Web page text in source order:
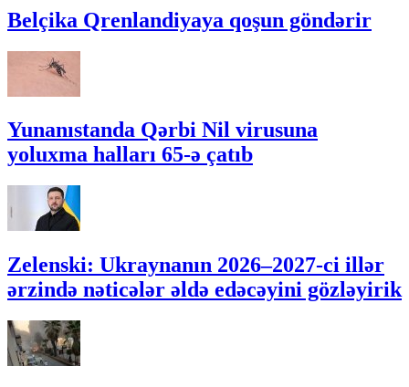
Belçika Qrenlandiyaya qoşun göndərir
Yunanıstanda Qərbi Nil virusuna
yoluxma halları 65-ə çatıb
Zelenski: Ukraynanın 2026–2027-ci illər
ərzində nəticələr əldə edəcəyini gözləyirik